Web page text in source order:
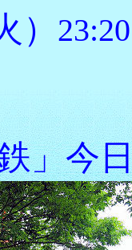
）
」今